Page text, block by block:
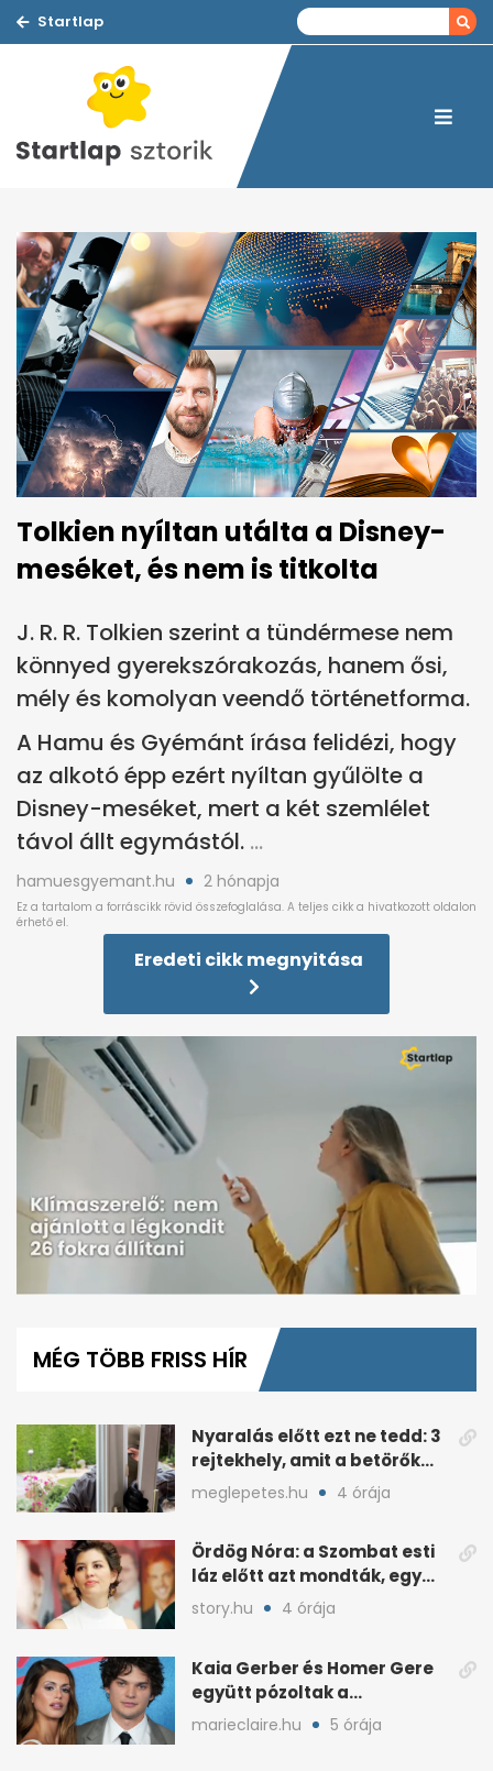
Startlap
Tolkien nyíltan utálta a Disney-
meséket, és nem is titkolta
J. R. R. Tolkien szerint a tündérmese nem
könnyed gyerekszórakozás, hanem ősi,
mély és komolyan veendő történetforma.
A Hamu és Gyémánt írása felidézi, hogy
az alkotó épp ezért nyíltan gyűlölte a
Disney-meséket, mert a két szemlélet
távol állt egymástól.
hamuesgyemant.hu 2 hónapja
Eredeti cikk megnyitása
minute,
MÉG TÖBB FRISS HÍR
Nyaralás előtt ezt ne tedd: 3
rejtekhely, amit a betörők
ismernek
meglepetes.hu 4 órája
Ördög Nóra: a Szombat esti
láz előtt azt mondták, egy
hét alatt fogyjon
story.hu 4 órája
Kaia Gerber és Homer Gere
együtt pózoltak a
sorozatpremieren
marieclaire.hu 5 órája